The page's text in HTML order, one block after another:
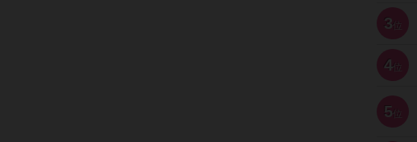
3 位
4位
5 位